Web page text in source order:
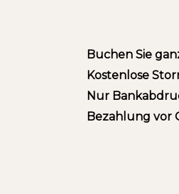
Buchen Sie
Kostenlose
Nur
Bezahlung vor